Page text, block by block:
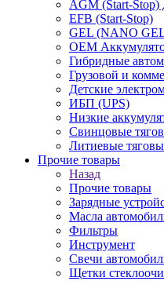
AGM (Start-Stop)
EFB (Start-Stop)
GEL (NANO
OEM
Гибридные
Грузовой и
Детские
ИБП (UPS)
Низкие
Свинцовые
Литиевые
Прочие товары
Назад
Прочие товары
Зарядные
Масла
Фильтры
Инструмент
Свечи
Щетки